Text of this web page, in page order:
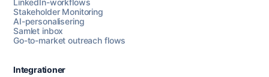
LinkedIn-workflows
Stakeholder Monitoring
AI-personalisering
Samlet inbox
Go-to-market outreach flows
Integrationer